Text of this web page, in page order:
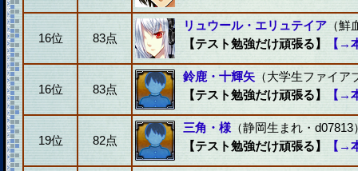
16位 83点
リュウール・エリュテイア （
【テスト勉強だけ頑張る】
【→
16位 83点
鈴鹿・十輝矢 （大学生ファイア
【テスト勉強だけ頑張る】
【→
19位 82点
三角・様 （静岡生まれ・d07813
【テスト勉強だけ頑張る】
【→